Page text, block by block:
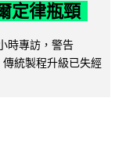
定律瓶頸
時專訪，警告
統製程升級已失經